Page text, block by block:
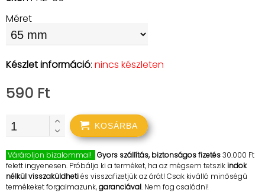
Méret
Készlet információ: nincs készleten
590 Ft
KOSÁRBA
Várároljon bizalommal! Gyors szállítás, biztonságos fizetés30.000 Ft
felett ingyenesen. Próbálja ki a terméket, ha az mégsem tetszikindok
nélkül visszaküldhetiés visszafizetjük az árát! Csak kiválló minőségű
termékeket forgalmazunk,garanciával. Nem fog csalódni!